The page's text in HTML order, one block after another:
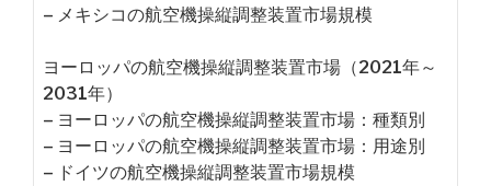
– メキシコの航空機操縦調整装置市場規模
ヨーロッパの航空機操縦調整装置市場（2021年～
2031年）
– ヨーロッパの航空機操縦調整装置市場：種類別
– ヨーロッパの航空機操縦調整装置市場：用途別
– ドイツの航空機操縦調整装置市場規模